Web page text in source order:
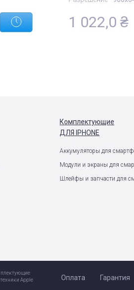
1 022,0 ₴
Комплектующие
ДЛЯ IPHONE
Аккумуляторы для
Модули и экраны для
Шлейфы и запчасти для
Apple
Оплата Гарантия